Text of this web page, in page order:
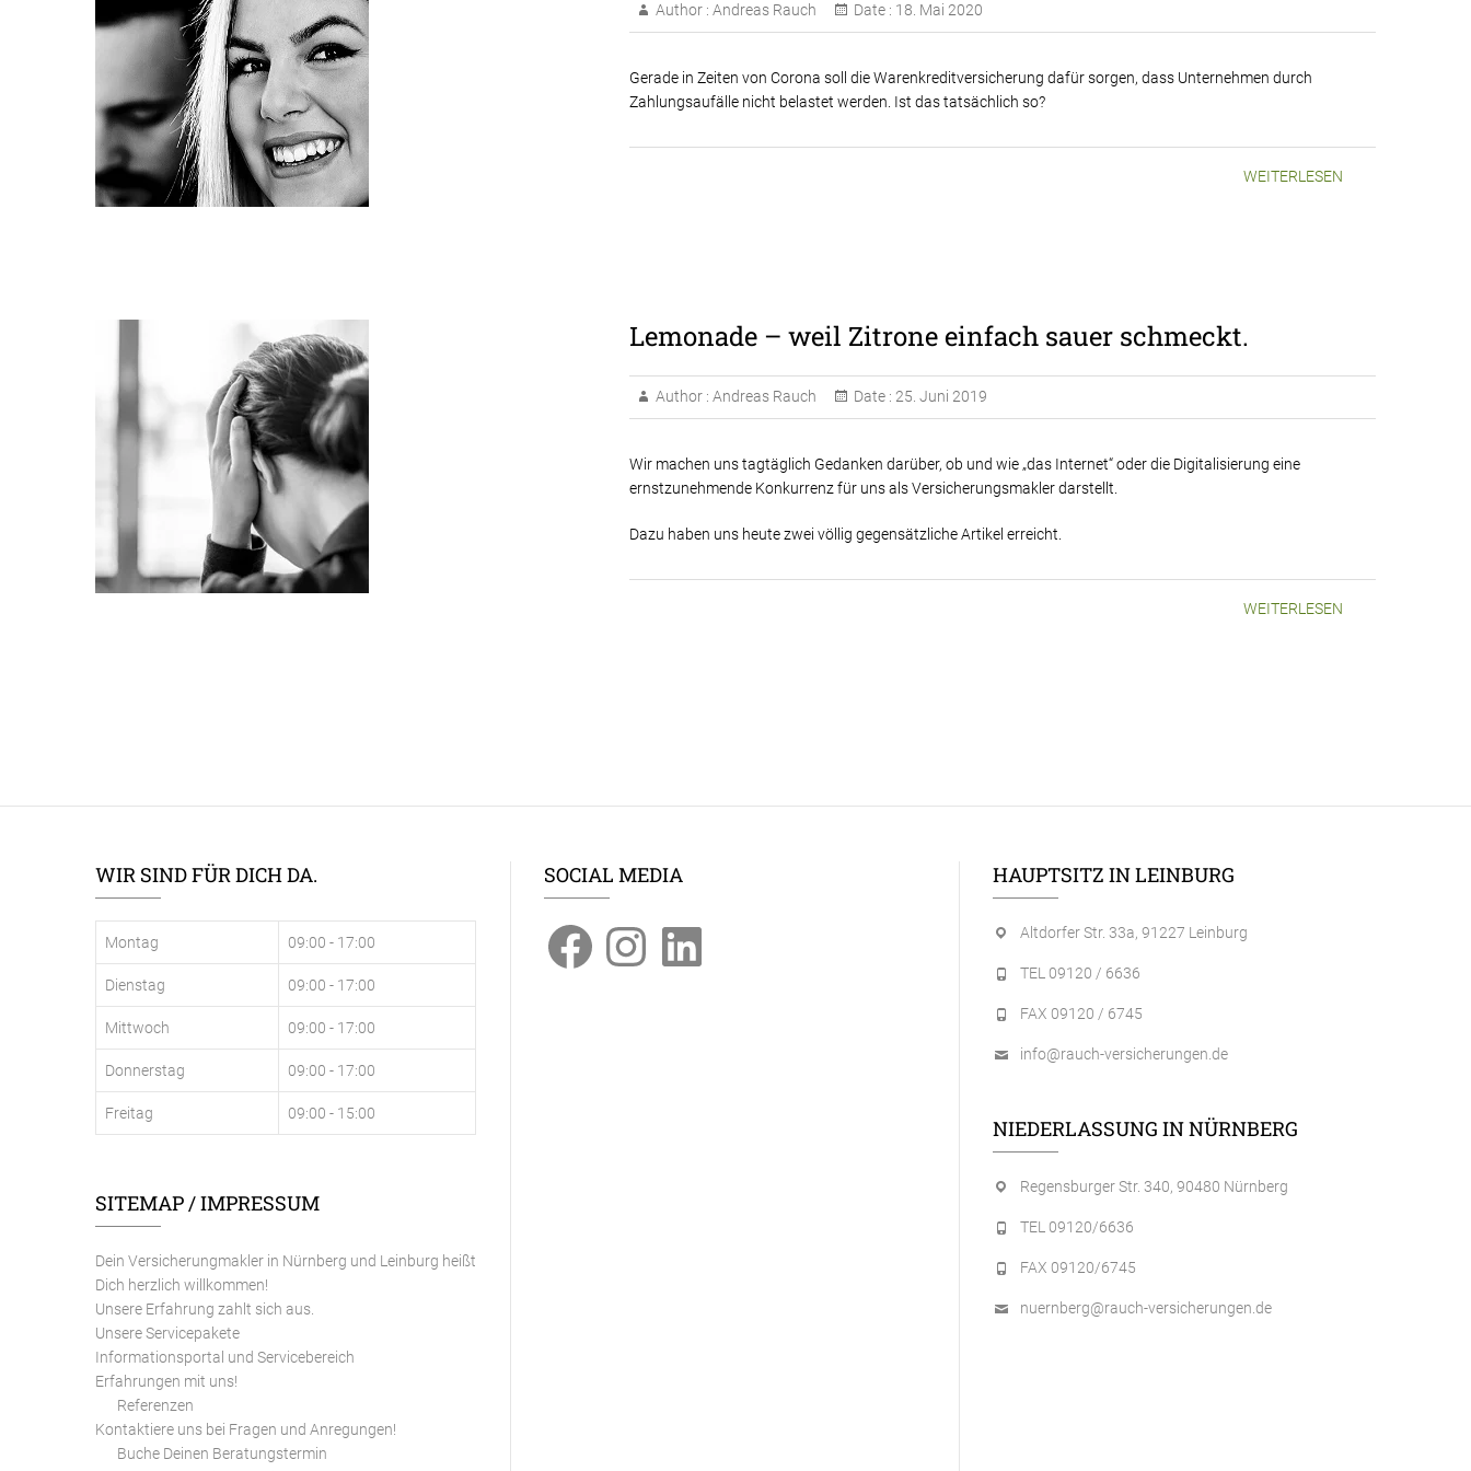
Author : Andreas Rauch Date : 18. Mai 2020
Gerade in Zeiten von Corona soll die Warenkreditversicherung dafür sorgen, dass Unternehmen durch
Zahlungsaufälle nicht belastet werden. Ist das tatsächlich so?
WEITERLESEN
Lemonade – weil Zitrone einfach sauer schmeckt.
Author : Andreas Rauch Date : 25. Juni 2019
Wir machen uns tagtäglich Gedanken darüber, ob und wie „das Internet“ oder die Digitalisierung eine
ernstzunehmende Konkurrenz für uns als Versicherungsmakler darstellt.
Dazu haben uns heute zwei völlig gegensätzliche Artikel erreicht.
WEITERLESEN
WIR SIND FÜR DICH DA.
Montag 09:00 - 17:00
Dienstag 09:00 - 17:00
Mittwoch 09:00 - 17:00
Donnerstag 09:00 - 17:00
Freitag 09:00 - 15:00
SITEMAP / IMPRESSUM
Dein Versicherungmakler in Nürnberg und Leinburg heißt
Dich herzlich willkommen!
Unsere Erfahrung zahlt sich aus.
Unsere Servicepakete
Informationsportal und Servicebereich
Erfahrungen mit uns!
Referenzen
Kontaktiere uns bei Fragen und Anregungen!
Buche Deinen Beratungstermin
SOCIAL MEDIA
FacebookInstagramLinkedIn
HAUPTSITZ IN LEINBURG
Altdorfer Str. 33a, 91227 Leinburg
TEL 09120 / 6636
FAX 09120 / 6745
info@rauch-versicherungen.de
NIEDERLASSUNG IN NÜRNBERG
Regensburger Str. 340, 90480 Nürnberg
TEL 09120/6636
FAX 09120/6745
nuernberg@rauch-versicherungen.de